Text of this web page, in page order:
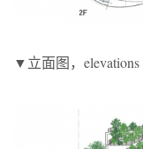
▼立面图，elevations